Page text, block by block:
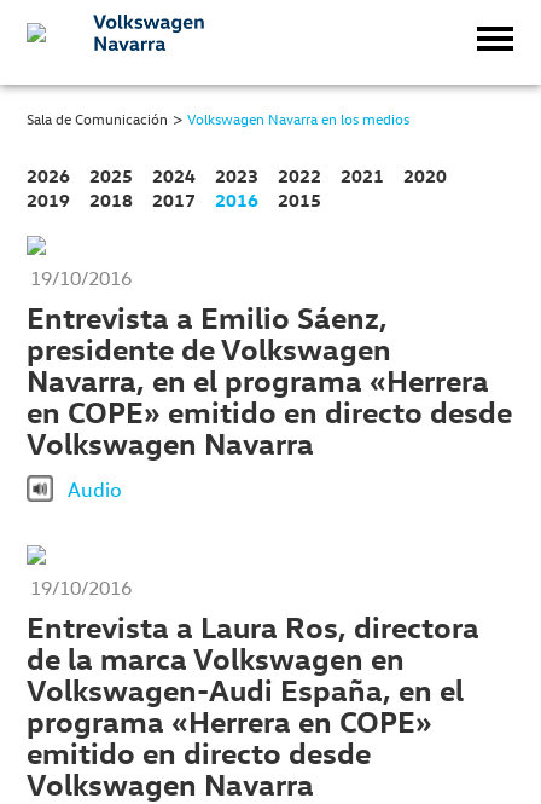
Sala de Comunicación >Volkswagen Navarra en los medios
2026 2025 2024 2023 2022 2021
2020
2019
2018 2017 2016 2015
19/10/2016
Entrevista a Emilio Sáenz,
presidente de Volkswagen
Navarra, en el programa «Herrera
en COPE» emitido en directo desde
Volkswagen Navarra
Audio
19/10/2016
Entrevista a Laura Ros, directora
de la marca Volkswagen en
Volkswagen-Audi España, en el
programa «Herrera en COPE»
emitido en directo desde
Volkswagen Navarra